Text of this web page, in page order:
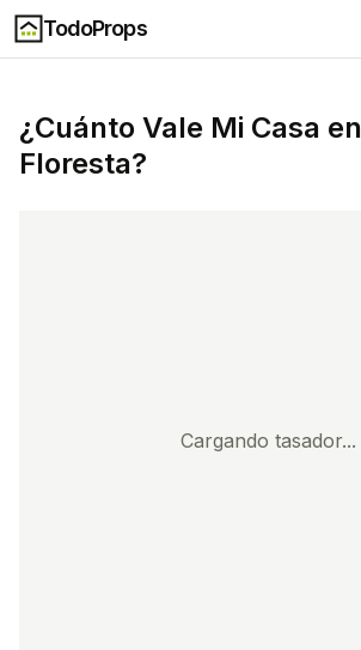
TodoProps
¿Cuánto Vale Mi Casa en
Floresta?
Cargando tasador...